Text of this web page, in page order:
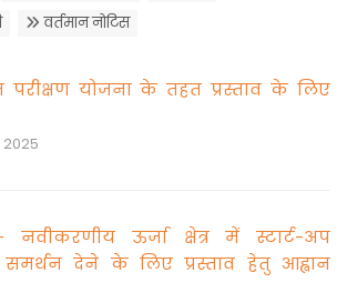
वर्तमान नोटिस
परीक्षण योजना के तहत प्रस्ताव के लिए
2025
नवीकरणीय ऊर्जा क्षेत्र में स्टार्ट-अप
देने के लिए प्रस्ताव हेतु आह्वान